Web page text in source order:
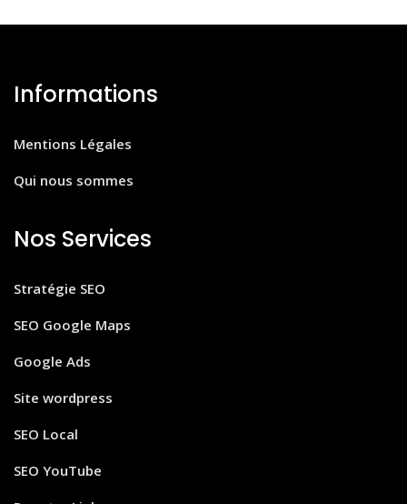
Informations
Mentions Légales
Qui nous sommes
Nos Services
Stratégie SEO
SEO Google Maps
Google Ads
Site wordpress
SEO Local
SEO YouTube